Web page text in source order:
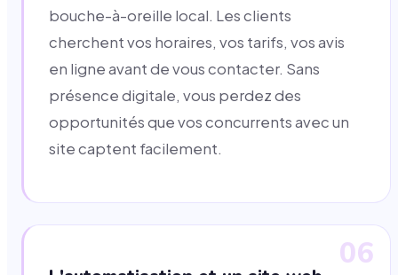
bouche-à-oreille local. Les clients
cherchent vos horaires, vos tarifs, vos avis
en ligne avant de vous contacter. Sans
présence digitale, vous perdez des
opportunités que vos concurrents avec un
site captent facilement.
06